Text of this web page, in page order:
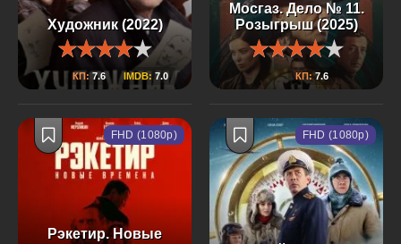
Художник (2022)
КП: 7.6 IMDB: 7.0
Мосгаз. Дело № 11.
Розыгрыш (2025)
КП:7.6
Рэкетир. Новые
FHD (1080p) FHD (1080p)